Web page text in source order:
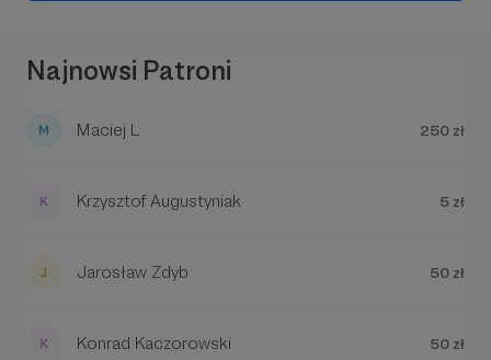
Najnowsi Patroni
Maciej L 250 zł
Krzysztof Augustyniak 5 zł
Jarosław Zdyb 50 zł
Konrad Kaczorowski 50 zł